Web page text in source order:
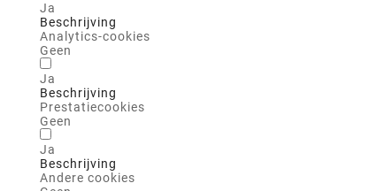
Ja
Beschrijving
Analytics-cookies
Geen
Ja
Beschrijving
Prestatiecookies
Geen
Ja
Beschrijving
Andere cookies